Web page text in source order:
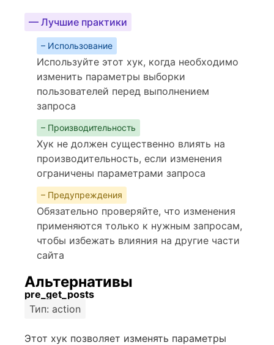
— Лучшие практики
– Использование
Используйте этот хук, когда необходимо
изменить параметры выборки
пользователей перед выполнением
запроса
– Производительность
Хук не должен существенно влиять на
производительность, если изменения
ограничены параметрами запроса
– Предупреждения
Обязательно проверяйте, что изменения
применяются только к нужным запросам,
чтобы избежать влияния на другие части
сайта
Альтернативы
pre_get_posts
Тип: action
Этот хук позволяет изменять параметры